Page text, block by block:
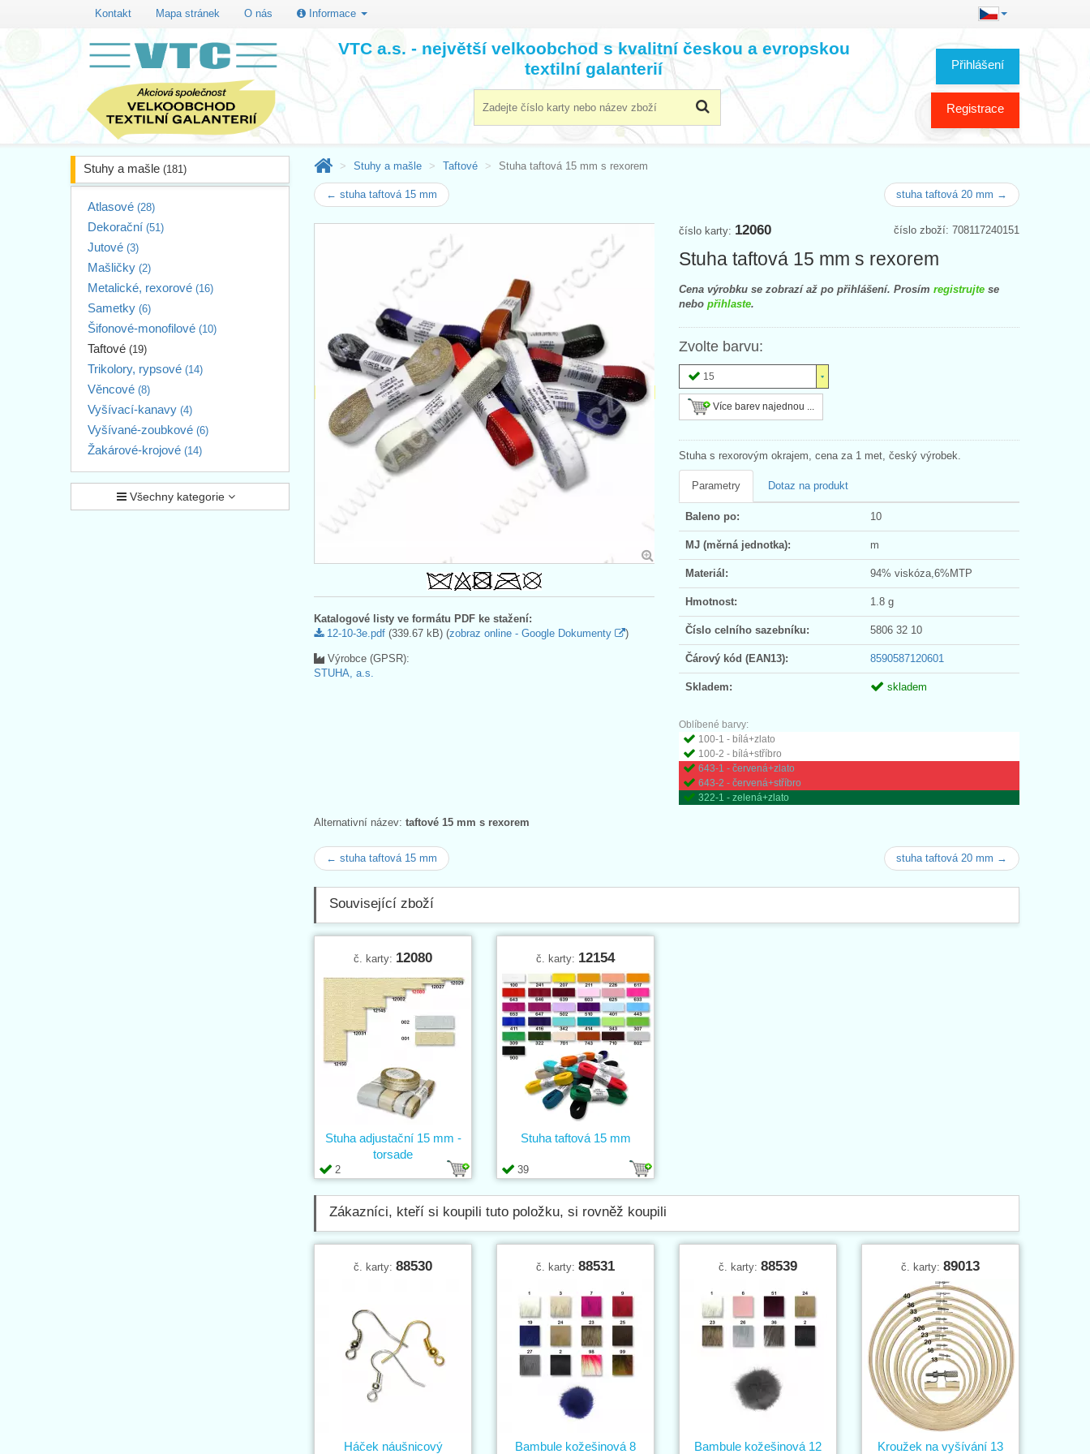
Kontakt Mapa stránek O nás Informace
Přihlášení
Registrace
VTC a.s. - největší velkoobchod s kvalitní českou a evropskou
textilní galanterií
Stuhy a mašle (181)
Atlasové (28)
Dekorační (51)
Jutové (3)
Mašličky (2)
Metalické, rexorové (16)
Sametky (6)
Šifonové-monofilové (10)
Taftové (19)
Trikolory, rypsové (14)
Věncové (8)
Vyšívací-kanavy (4)
Vyšívané-zoubkové (6)
Žakárové-krojové (14)
Všechny kategorie
Stuhy a mašle Taftové Stuha taftová 15 mm s rexorem
← stuha taftová 15 mm stuha taftová 20 mm →
číslo zboží: 708117240151
číslo karty: 12060
Stuha taftová 15 mm s rexorem
Cena výrobku se zobrazí až po přihlášení. Prosím registrujte se
nebo přihlaste.
Zvolte barvu:
15
Více barev najednou ...
Stuha s rexorovým okrajem, cena za 1 met, český výrobek.
Parametry Dotaz na produkt
Baleno po: 10
MJ (měrná jednotka): m
Materiál: 94% viskóza,6%MTP
Hmotnost: 1.8 g
Číslo celního sazebníku: 5806 32 10
Čárový kód (EAN13): 8590587120601
Skladem: skladem
Oblíbené barvy:
100-1 - bílá+zlato
100-2 - bílá+stříbro
643-1 - červená+zlato
643-2 - červená+stříbro
322-1 - zelená+zlato
Katalogové listy ve formátu PDF ke stažení:
12-10-3e.pdf (339.67 kB) (zobraz online - Google Dokumenty )
Výrobce (GPSR):
STUHA, a.s.
Alternativní název: taftové 15 mm s rexorem
← stuha taftová 15 mm stuha taftová 20 mm →
Související zboží
č. karty: 12080
2
Stuha adjustační 15 mm -
torsade
č. karty: 12154
39
Stuha taftová 15 mm
Zákazníci, kteří si koupili tuto položku, si rovněž koupili
č. karty: 88530
Háček náušnicový
č. karty: 88531
Bambule kožešinová 8
č. karty: 88539
Bambule kožešinová 12
č. karty: 89013
Kroužek na vyšívání 13